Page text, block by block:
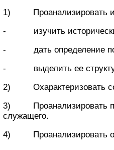
1) Проанализировать
- изучить
- дать определение
- выделить ее
2) Охарактеризовать
3) Проанализировать
служащего.
4) Проанализировать